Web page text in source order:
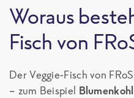
Woraus
Fisch von
Der Veggie-Fisch von
– zum Beispiel